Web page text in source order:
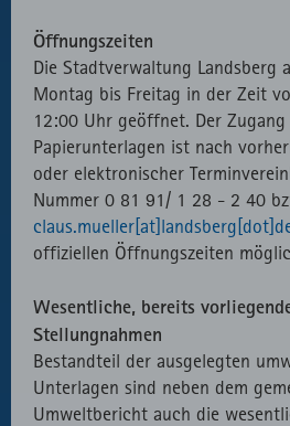
Öffnungszeiten
Die Stadtverwaltung Landsberg
Montag bis Freitag in der Zeit
12:00 Uhr geöffnet. Der Zugang
Papierunterlagen ist nach
oder elektronischer
Nummer 0 81 91/ 1 28 - 2 40
offiziellen Öffnungszeiten
Wesentliche, bereits
Stellungnahmen
Bestandteil der ausgelegten
Unterlagen sind neben dem
Umweltbericht auch die